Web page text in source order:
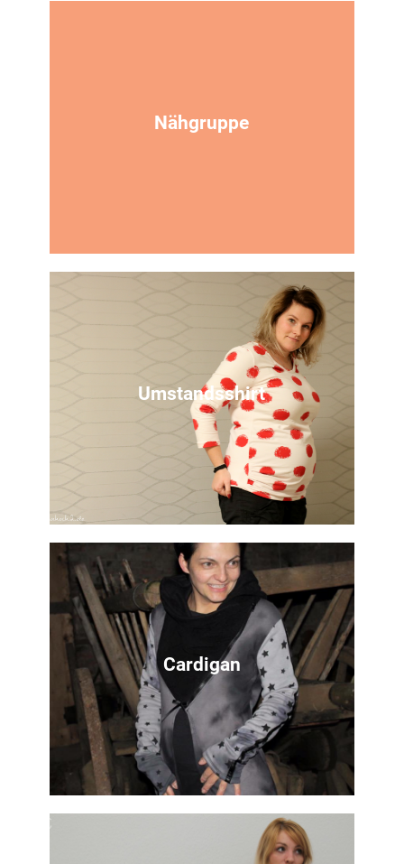
Nähgruppe
Du suchst Hilfe oder willst
dich austauschen?
Komm in unsere Nähgruppe bei Facebook
Zur Anleitung
Umstandsshirt
Nähanleitung
Auch für die Schwangerschaft kannst du
dir dein Lieblingsshirt nähen
Zur Anleitung
Cardigan